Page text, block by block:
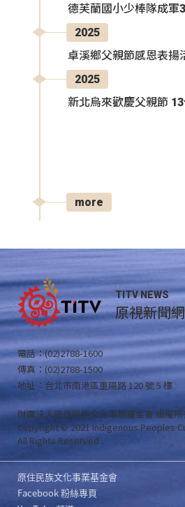
德芙蘭國小少棒隊成軍
2025
卓溪鄉父親節感恩表揚
2025
新北烏來歡慶父親節
more
TITV NEWS
原視新聞網
電話：(02)2788-1600
傳真：(02)2788-1500
地址：台北市南港區重陽路 120 號 5 樓
財團法人原住民族文化事業基金會 版權
Copyright © 2021 Indigenous Peoples
All Rights Reserved .
原住民族文化事業基金會
Facebook 粉絲專頁